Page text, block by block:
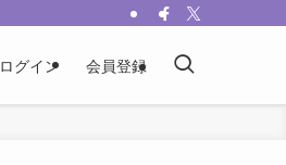
ログイン 会員登録